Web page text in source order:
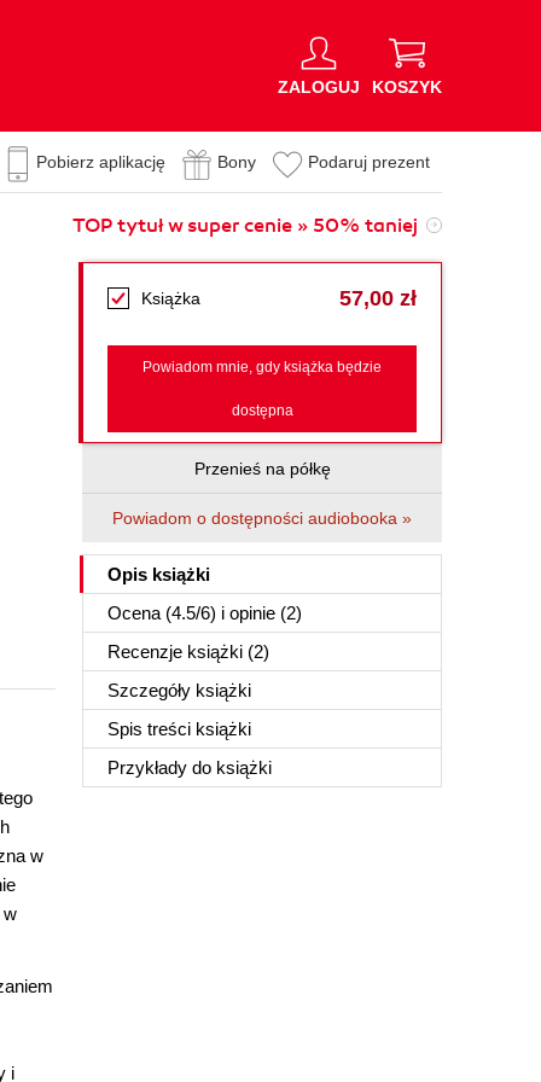
ZALOGUJ KOSZYK
Pobierz aplikację Bony Podaruj prezent
TOP tytuł w super cenie » 50% taniej
Książka 57,00 zł
Powiadom mnie, gdy książka będzie
dostępna
Przenieś na półkę
Powiadom o dostępności audiobooka »
Opis książki
Ocena (4.5/6) i opinie (2)
Recenzje książki (2)
Szczegóły książki
Spis treści książki
Przykłady do książki
w
w
i